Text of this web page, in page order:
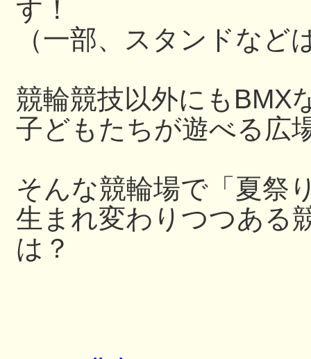
す！
（一部、スタンドなど
競輪競技以外にもBMX
子どもたちが遊べる広
そんな競輪場で「夏祭
生まれ変わりつつある
は？